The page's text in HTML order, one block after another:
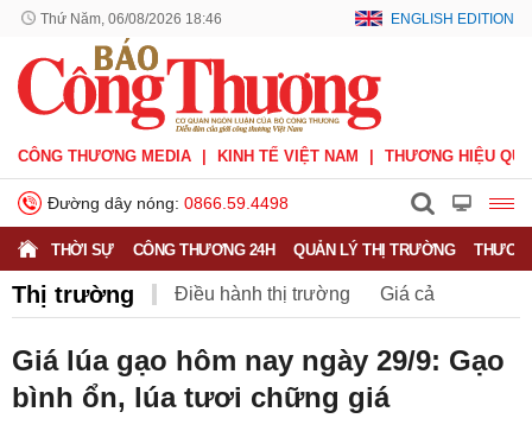
Thứ Năm, 06/08/2026 18:46 ENGLISH EDITION
CÔNG THƯƠNG MEDIA KINH TẾ VIỆT NAM THƯƠNG HIỆU
Đường dây nóng: 0866.59.4498
THỜI SỰ CÔNG THƯƠNG 24H QUẢN LÝ THỊ TRƯỜNG
Thị trường Điều hành thị trường Giá cả
Giá lúa gạo hôm nay ngày 29/9: Gạo
bình ổn, lúa tươi chững giá